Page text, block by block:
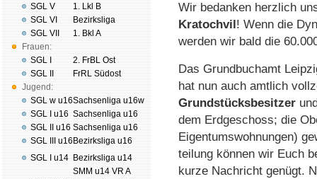
SGL V
SGL VI
SGL VII
Frauen:
SGL I
SGL II
Jugend:
SGL w u16
SGL I u16
SGL II u16
SGL III u16
SGL I u14
1. Lkl B
Bezirksliga
1. Bkl A
2. FrBL Ost
FrRL Südost
Sachsenliga u16w
Sachsenliga u16
Sachsenliga u16
Bezirksliga u16
Bezirksliga u14
SMM u14 VR A
Wir bedanken herzlich
Kratochvil! Wenn die
werden wir bald die
Das Grundbuchamt
hat nun auch amtlich
Grund­stücks­besitzer
dem Erd­geschoss; die
Ei­gen­tums­woh­nun­gen)
tei­lung können wir Euch
kurze Nachricht genügt.